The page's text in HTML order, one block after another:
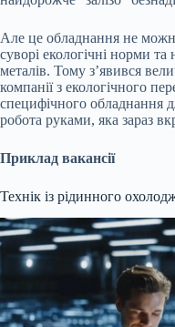
Але це обладнання не
суворі екологічні норми та
металів. Тому з’явився
компанії з екологічного
специфічного обладнання
робота руками, яка зараз
Приклад вакансії
Технік із рідинного